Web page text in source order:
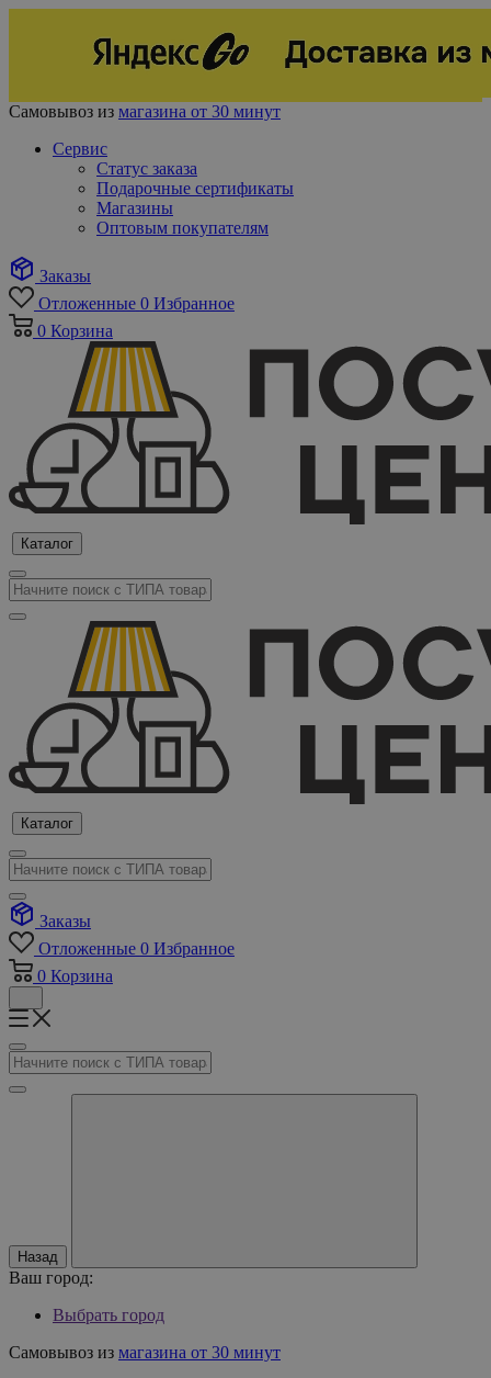
Самовывоз из магазина от 30 минут
Сервис
Статус заказа
Подарочные сертификаты
Магазины
Оптовым покупателям
Заказы
Отложенные 0 Избранное
0 Корзина
Каталог
Каталог
Заказы
Отложенные 0 Избранное
0 Корзина
Назад
Ваш город:
Выбрать город
Самовывоз из магазина от 30 минут